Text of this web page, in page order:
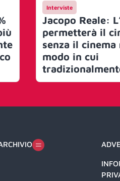
Interviste
Jacopo Reale:
permetterà il
senza il cinema
modo in cui